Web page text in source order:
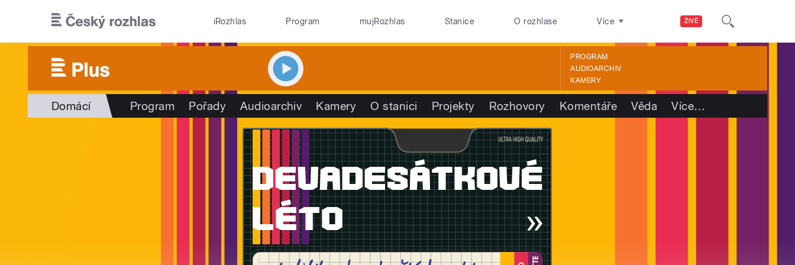
ŽIVĚ
iRozhlas Program mujRozhlas Stanice O rozhlase Více
PROGRAM
AUDIOARCHIV
KAMERY
Domácí Program Pořady Audioarchiv Kamery O stanici Projekty Rozhovory Komentáře Věda Více…